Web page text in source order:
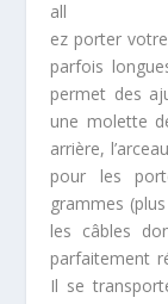
all
ez porter
parfois
permet des
une molette
arrière,
pour les
grammes
les câbles
parfaitement
Il se